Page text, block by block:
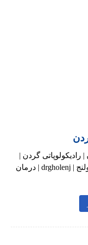
رادیکولوپاتی گردن |
بهترین فیزیوتراپی دراصفهان | دکتر قولنج | drgholenj | درمان